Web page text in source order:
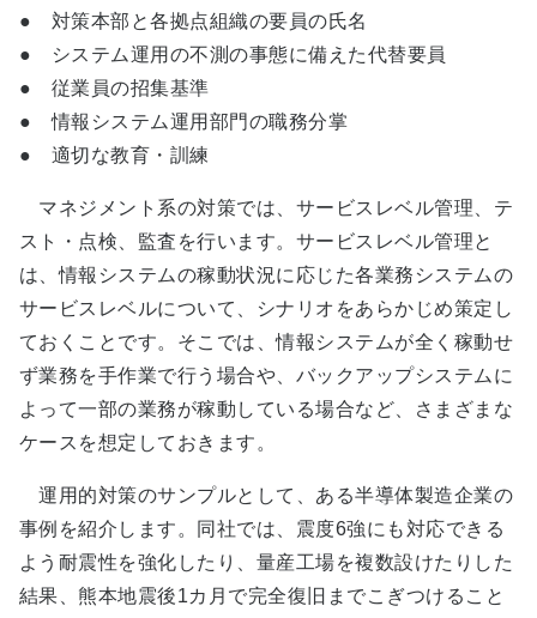
● 対策本部と各拠点組織の要員の氏名
● システム運用の不測の事態に備えた代替要員
● 従業員の招集基準
● 情報システム運用部門の職務分掌
● 適切な教育・訓練
マネジメント系の対策では、サービスレベル管理、テ
スト・点検、監査を行います。サービスレベル管理と
は、情報システムの稼動状況に応じた各業務システムの
サービスレベルについて、シナリオをあらかじめ策定し
ておくことです。そこでは、情報システムが全く稼動せ
ず業務を手作業で行う場合や、バックアップシステムに
よって一部の業務が稼動している場合など、さまざまな
ケースを想定しておきます。
運用的対策のサンプルとして、ある半導体製造企業の
事例を紹介します。同社では、震度6強にも対応できる
よう耐震性を強化したり、量産工場を複数設けたりした
結果、熊本地震後1カ月で完全復旧までこぎつけること